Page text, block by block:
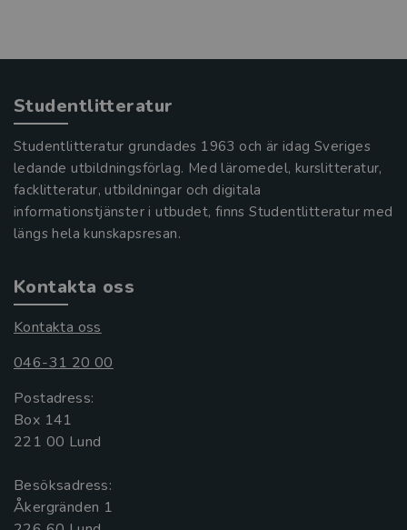
Studentlitteratur
Studentlitteratur grundades 1963 och är idag Sveriges
ledande utbildningsförlag. Med läromedel, kurslitteratur,
facklitteratur, utbildningar och digitala
informationstjänster i utbudet, finns Studentlitteratur med
längs hela kunskapsresan.
Kontakta oss
Kontakta oss
046-31 20 00
Postadress:
Box 141
221 00 Lund
Besöksadress:
Åkergränden 1